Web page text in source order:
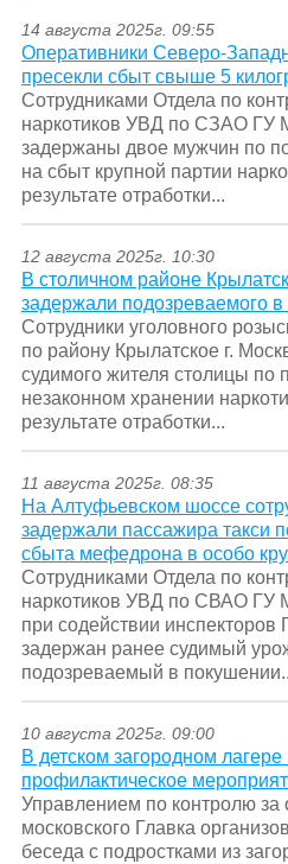
14 августа 2025г. 09:55
Оперативники Северо-
пресекли сбыт свыше 5
Сотрудниками Отдела по
наркотиков УВД по СЗАО ГУ
задержаны двое мужчин по
на сбыт крупной партии
результате отработки...
12 августа 2025г. 10:30
В столичном районе
задержали подозреваемого
Сотрудники уголовного
по району Крылатское г.
судимого жителя столицы по
незаконном хранении
результате отработки...
11 августа 2025г. 08:35
На Алтуфьевском шоссе
задержали пассажира такси
сбыта мефедрона в особо
Сотрудниками Отдела по
наркотиков УВД по СВАО ГУ
при содействии
задержан ранее судимый
подозреваемый в
10 августа 2025г. 09:00
В детском загородном
профилактическое
Управлением по контролю за
московского Главка
беседа с подростками из